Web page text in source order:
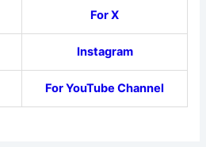
For X
Instagram
For YouTube Channel